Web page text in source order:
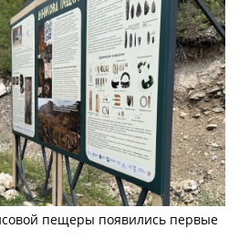
пещеры появились первые